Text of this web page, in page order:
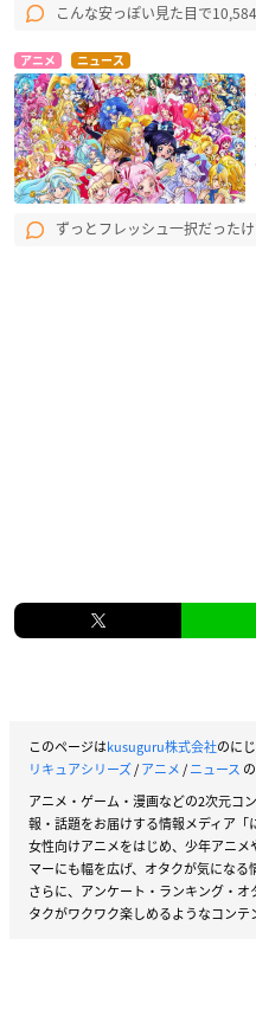
こんな安っぽい見た目で
アニメ ニュース
ずっとフレッシュ一択だった
このページはkusuguru株式会社のに
リキュアシリーズ/アニメ/ニュース
アニメ・ゲーム・漫画などの2次元コ
報・話題をお届けする情報メディア「
女性向けアニメをはじめ、少年アニ
マーにも幅を広げ、オタクが気になる
さらに、アンケート・ランキング・
タクがワクワク楽しめるようなコンテ